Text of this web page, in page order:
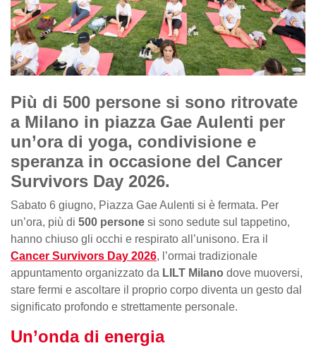
Più di 500 persone si sono ritrovate
a Milano in piazza Gae Aulenti per
un’ora di yoga, condivisione e
speranza in occasione del Cancer
Survivors Day 2026.
Sabato 6 giugno, Piazza Gae Aulenti si è fermata. Per
un’ora, più di 500 persone si sono sedute sul tappetino,
hanno chiuso gli occhi e respirato all’unisono. Era il
Cancer Survivors Day 2026, l’ormai tradizionale
appuntamento organizzato da LILT Milano dove muoversi,
stare fermi e ascoltare il proprio corpo diventa un gesto dal
significato profondo e strettamente personale.
Un’onda di energia